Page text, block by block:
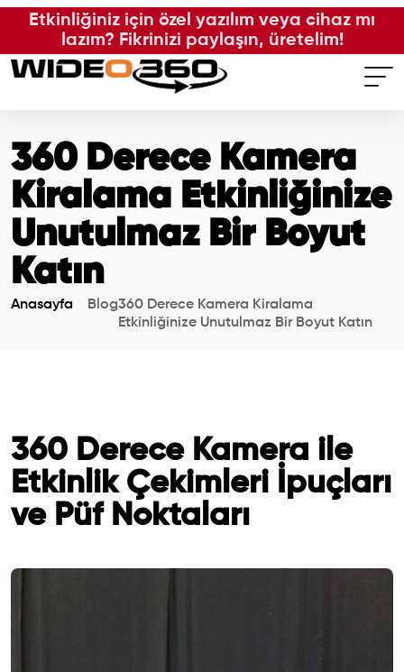
Etkinliğiniz için özel yazılım veya cihaz mı
lazım? Fikrinizi paylaşın, üretelim!
Hizmetlerimiz
Fotoğraflar
Wideolar
Referanslar
360 Derece Kamera
Kiralama Etkinliğinize
Unutulmaz Bir Boyut
Katın
Anasayfa Blog360 Derece Kamera Kiralama
Etkinliğinize Unutulmaz Bir Boyut Katın
360 Derece Kamera ile
Etkinlik Çekimleri İpuçları
ve Püf Noktaları